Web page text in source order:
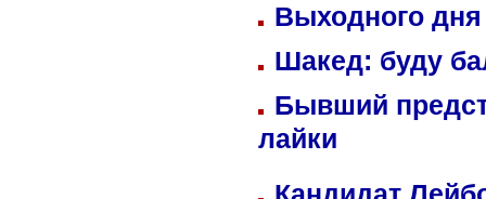
Выходного
Шакед: буду
Бывший
лайки